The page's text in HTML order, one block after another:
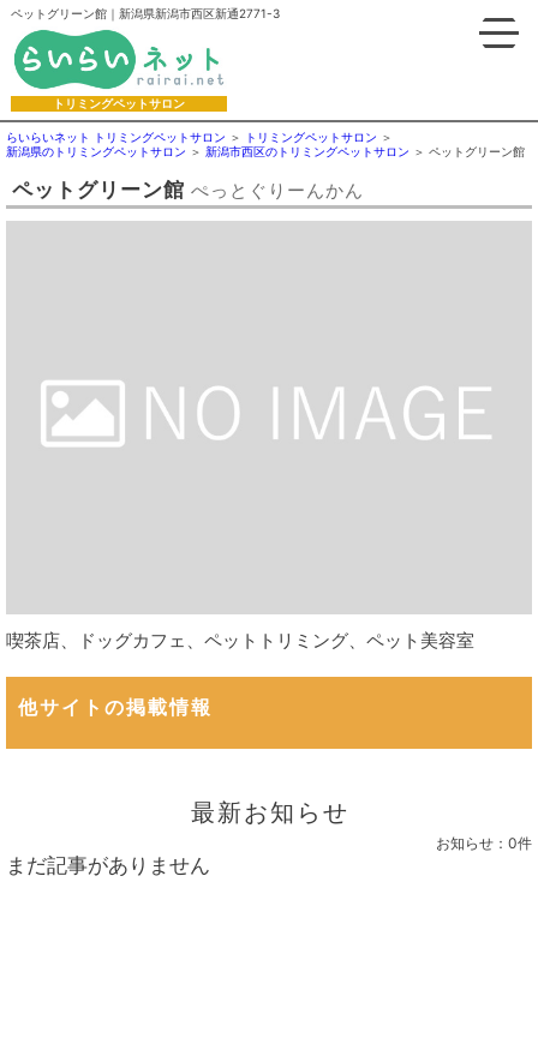
ペットグリーン館｜新潟県新潟市西区新通2771-3
トリミングペットサロン
らいらいネット トリミングペットサロン
トリミングペットサロン
新潟県のトリミングペットサロン
新潟市西区のトリミングペットサロン ペットグリーン館
ペットグリーン館 ぺっとぐりーんかん
喫茶店、ドッグカフェ、ペットトリミング、ペット美容室
他サイトの掲載情報
最新お知らせ
お知らせ： 0件
まだ記事がありません